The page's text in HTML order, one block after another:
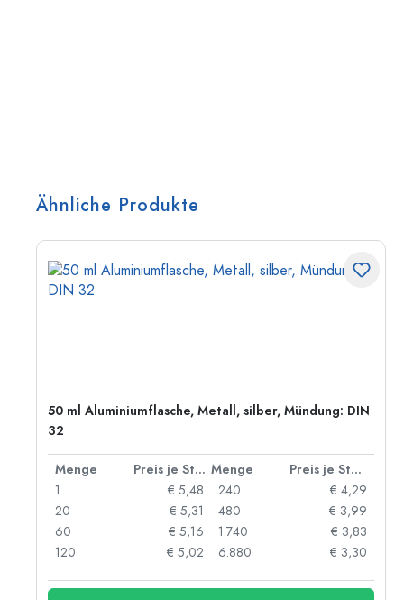
Ähnliche Produkte
50 ml Aluminiumflasche, Metall, silber, Mündung: DIN
32
Menge Preis je Stück Menge
Preis je Stück
1
€ 5,48
20
€ 5,31
60
€ 5,16
120
€ 5,02
240
€ 4,29
480
€ 3,99
1.740
€ 3,83
6.880
€ 3,30